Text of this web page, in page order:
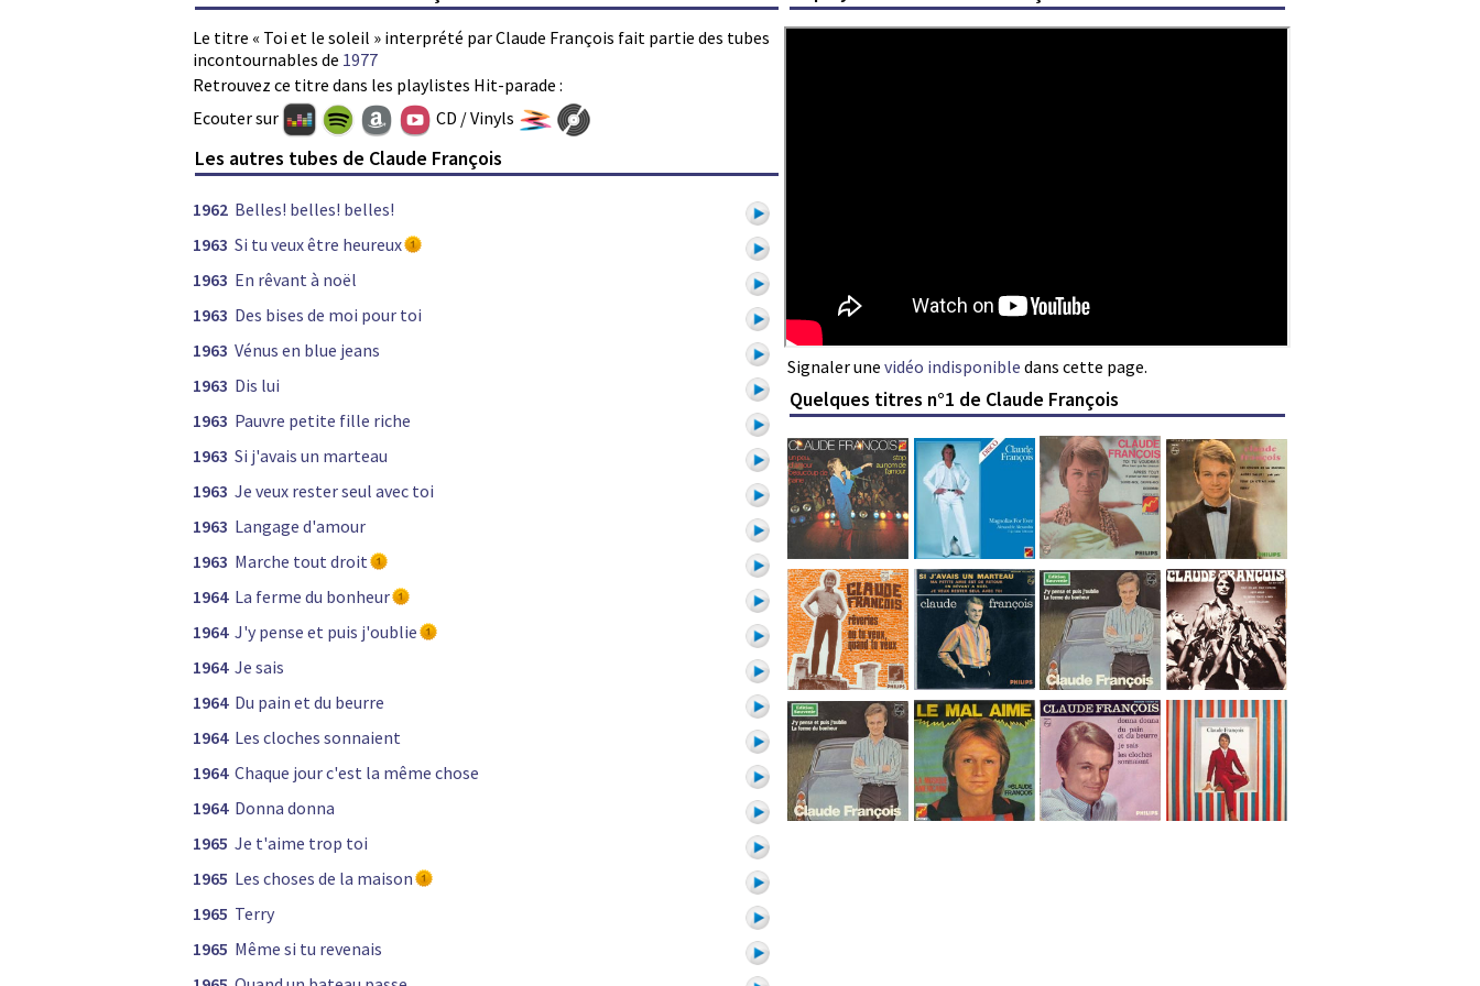
Le titre « Toi et le soleil » interprété par Claude François fait partie des tubes
incontournables de 1977
Retrouvez ce titre dans les playlistes Hit-parade :
Signaler une vidéo indisponible dans cette page.
Ecouter sur CD / Vinyls
Les autres tubes de Claude François
1962 Belles! belles! belles!
1963 Si tu veux être heureux
1963 En rêvant à noël
1963 Des bises de moi pour toi
1963 Vénus en blue jeans
1963 Dis lui
1963 Pauvre petite fille riche
1963 Si j'avais un marteau
1963 Je veux rester seul avec toi
1963 Langage d'amour
1963 Marche tout droit
1964 La ferme du bonheur
1964 J'y pense et puis j'oublie
1964 Je sais
1964 Du pain et du beurre
1964 Les cloches sonnaient
1964 Chaque jour c'est la même chose
1964 Donna donna
1965 Je t'aime trop toi
1965 Les choses de la maison
1965 Terry
1965 Même si tu revenais
Quelques titres n°1 de Claude François